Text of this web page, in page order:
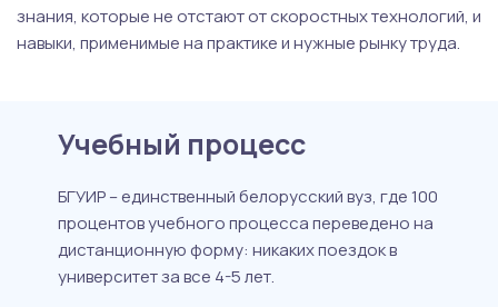
знания, которые не отстают от скоростных технологий, и
навыки, применимые на практике и нужные рынку труда.
Учебный процесс
БГУИР – единственный белорусский вуз, где 100
процентов учебного процесса переведено на
дистанционную форму: никаких поездок в
университет за все 4-5 лет.